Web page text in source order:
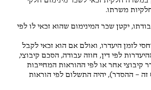
משרתו.
יקטן שכר המינימום שהוא זכאי לו לפי
לזמן היעדרו, ואולם אם הוא זכאי לקבל
לפי דין, חוזה עבודה, הסכם קיבוצי,
קיבוצי אחר או לפי ההוראות המחייבות
– ההסדר), יהיה התשלום לפי הוראות